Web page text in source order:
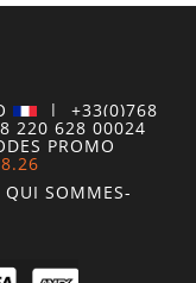
| +33(0)768
220 628 00024
PROMO
QUI SOMMES-